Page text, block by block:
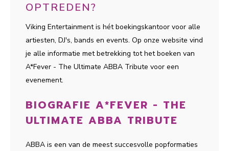
OPTREDEN?
Viking Entertainment is hét boekingskantoor voor alle
artiesten, DJ's, bands en events. Op onze website vind
je alle informatie met betrekking tot het boeken van
A*Fever - The Ultimate ABBA Tribute voor een
evenement.
BIOGRAFIE A*FEVER - THE
ULTIMATE ABBA TRIBUTE
ABBA is een van de meest succesvolle popformaties